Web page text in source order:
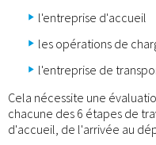
l'entreprise d'accueil
les opérations de
l'entreprise de
Cela nécessite une
chacune des 6 étapes de
d'accueil, de l'arrivée au